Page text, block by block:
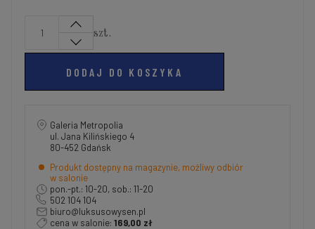
szt.
DODAJ DO KOSZYKA
Galeria Metropolia
ul. Jana Kilińskiego 4
80-452 Gdańsk
Produkt dostępny na magazynie, możliwy odbiór
w salonie
pon.-pt.: 10-20, sob.: 11-20
502 104 104
biuro@luksusowysen.pl
cena w salonie: 169,00 zł